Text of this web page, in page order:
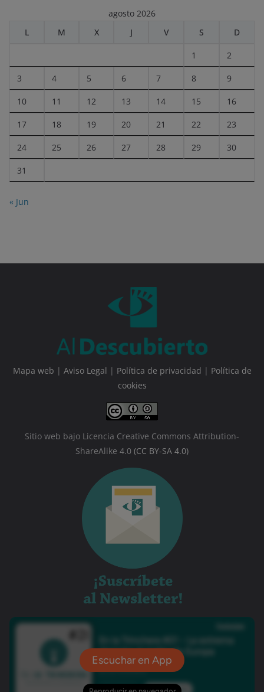
agosto 2026
L
M X J V S D
1 2
3 4 5 6 7 8 9
10 11 12 13 14 15 16
17 18 19 20 21 22 23
24 25 26 27 28 29 30
31
« Jun
Mapa web | Aviso Legal | Política de privacidad | Política de
cookies
Sitio web bajo Licencia Creative Commons Attribution-
ShareAlike 4.0 (CC BY-SA 4.0)